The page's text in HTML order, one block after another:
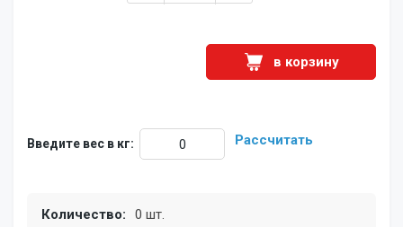
в корзину
Введите вес в кг: Рассчитать
Количество: 0 шт.